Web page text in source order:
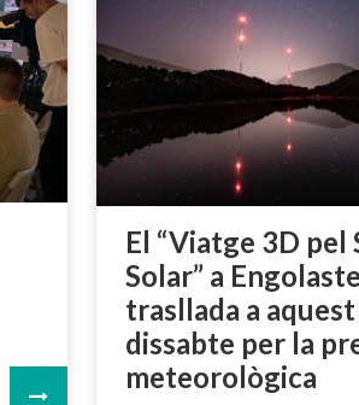
El “Viatge 3D pel
Solar” a
trasllada a aquest
dissabte per la
meteorològica